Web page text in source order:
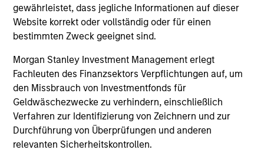
gewährleistet, dass jegliche Informationen auf dieser
Website korrekt oder vollständig oder für einen
bestimmten Zweck geeignet sind.
Morgan Stanley Investment Management erlegt
Fachleuten des Finanzsektors Verpflichtungen auf, um
den Missbrauch von Investmentfonds für
Geldwäschezwecke zu verhindern, einschließlich
Verfahren zur Identifizierung von Zeichnern und zur
Durchführung von Überprüfungen und anderen
relevanten Sicherheitskontrollen.
und der Rücknahme von Anteilen anfallen, werden nicht
berücksichtigt. Alle Performance- und Index-Daten
stammen von Morgan Stanley Investment Management
Limited („MSIM Ltd.”).
Der Wert der Anlagen und der mit ihnen erzielten Erträge
können sowohl steigen als auch fallen. Es ist daher
möglich, dass Anleger das ursprünglich investierte Kapital
nicht in voller Höhe zurückerhalten.
Die Performance versteht sich nach Abzug der Gebühren.
Die Angaben zur Performance des laufenden Jahres sind
nicht annualisiert. Die Performance von anderen
Anteilsklassen (sofern angeboten) kann abweichen. Setzen